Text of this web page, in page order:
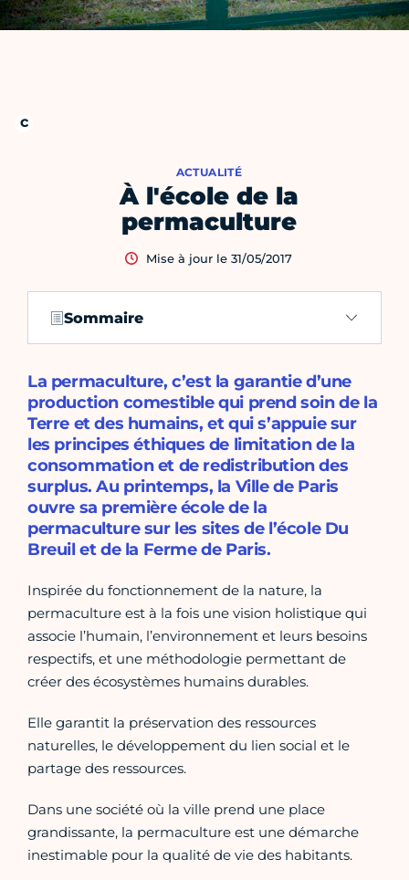
À l'école de la
permaculture
ACTUALITÉ
Mise à jour le 31/05/2017
Sommaire
La permaculture, c’est la garantie d’une
production comestible qui prend soin de la
Terre et des humains, et qui s’appuie sur
les principes éthiques de limitation de la
consommation et de redistribution des
surplus. Au printemps, la Ville de Paris
ouvre sa première école de la
permaculture sur les sites de l’école Du
Breuil et de la Ferme de Paris.
Inspirée du fonctionnement de la nature, la
permaculture est à la fois une vision holistique qui
associe l’humain, l’environnement et leurs besoins
respectifs, et une méthodologie permettant de
créer des écosystèmes humains durables.
Elle garantit la préservation des ressources
naturelles, le développement du lien social et le
partage des ressources.
Dans une société où la ville prend une place
grandissante, la permaculture est une démarche
inestimable pour la qualité de vie des habitants.